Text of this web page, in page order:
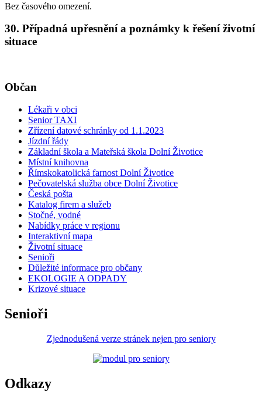
Bez časového omezení.
30. Případná upřesnění a poznámky k řešení životní
situace
Občan
Lékaři v obci
Senior TAXI
Zřízení datové schránky od 1.1.2023
Jízdní řády
Základní škola a Mateřská škola Dolní Životice
Místní knihovna
Římskokatolická farnost Dolní Životice
Pečovatelská služba obce Dolní Životice
Česká pošta
Katalog firem a služeb
Stočné, vodné
Nabídky práce v regionu
Interaktivní mapa
Životní situace
Senioři
Důležité informace pro občany
EKOLOGIE A ODPADY
Krizové situace
Senioři
Zjednodušená verze stránek nejen pro seniory
Odkazy